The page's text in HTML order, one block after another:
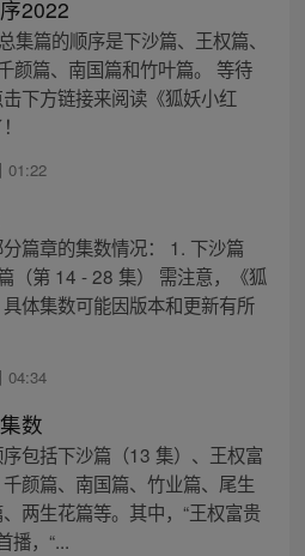
2022
篇的顺序是下沙篇、王权篇、
颜篇、南国篇和竹叶篇。 等待
下方链接来阅读《狐妖小红
01:22
篇章的集数情况： 1. 下沙篇
（第 14 - 28 集） 需注意，《狐
体集数可能因版本和更新有所
04:34
数
序包括下沙篇（13 集）、王权富
颜篇、南国篇、竹业篇、尾生
两生花篇等。其中，“王权富贵
播，“...